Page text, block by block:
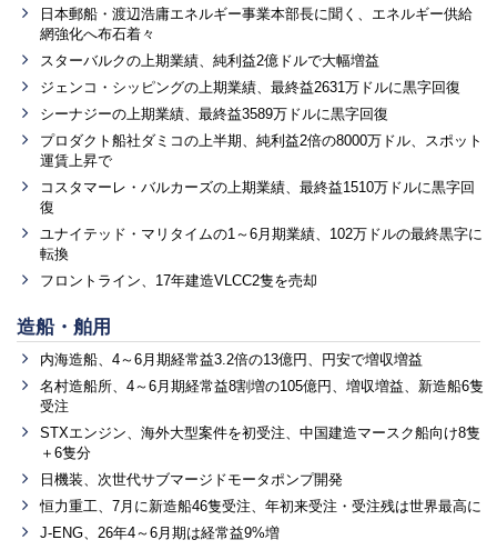
日本郵船・渡辺浩庸エネルギー事業本部長に聞く、エネルギー供給
網強化へ布石着々
スターバルクの上期業績、純利益2億ドルで大幅増益
ジェンコ・シッピングの上期業績、最終益2631万ドルに黒字回復
シーナジーの上期業績、最終益3589万ドルに黒字回復
プロダクト船社ダミコの上半期、純利益2倍の8000万ドル、スポット
運賃上昇で
コスタマーレ・バルカーズの上期業績、最終益1510万ドルに黒字回
復
ユナイテッド・マリタイムの1～6月期業績、102万ドルの最終黒字に
転換
フロントライン、17年建造VLCC2隻を売却
造船・舶用
内海造船、4～6月期経常益3.2倍の13億円、円安で増収増益
名村造船所、4～6月期経常益8割増の105億円、増収増益、新造船6隻
受注
STXエンジン、海外大型案件を初受注、中国建造マースク船向け8隻
＋6隻分
日機装、次世代サブマージドモータポンプ開発
恒力重工、7月に新造船46隻受注、年初来受注・受注残は世界最高に
J-ENG、26年4～6月期は経常益9%増